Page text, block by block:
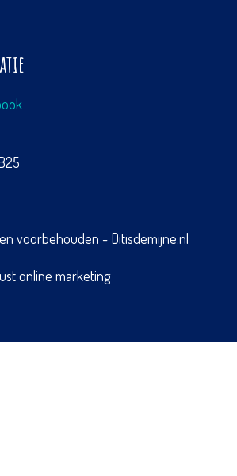
voorbehouden - Ditisdemijne.nl
online marketing